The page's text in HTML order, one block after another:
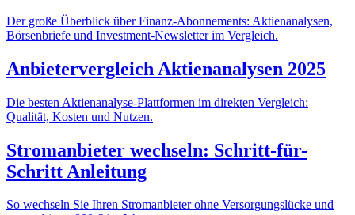
Der große Überblick über Finanz-Abonnements: Aktienanalysen,
Börsenbriefe und Investment-Newsletter im Vergleich.
Anbietervergleich Aktienanalysen 2025
Die besten Aktienanalyse-Plattformen im direkten Vergleich:
Qualität, Kosten und Nutzen.
Stromanbieter wechseln: Schritt-für-
Schritt Anleitung
So wechseln Sie Ihren Stromanbieter ohne Versorgungslücke und